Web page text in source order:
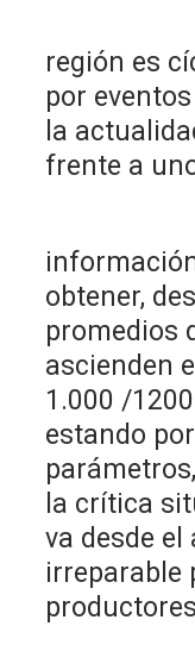
región es
por
la
frente a
obtener,
promedios
ascienden
1.000 /
estando
la crítica
va desde
irreparable